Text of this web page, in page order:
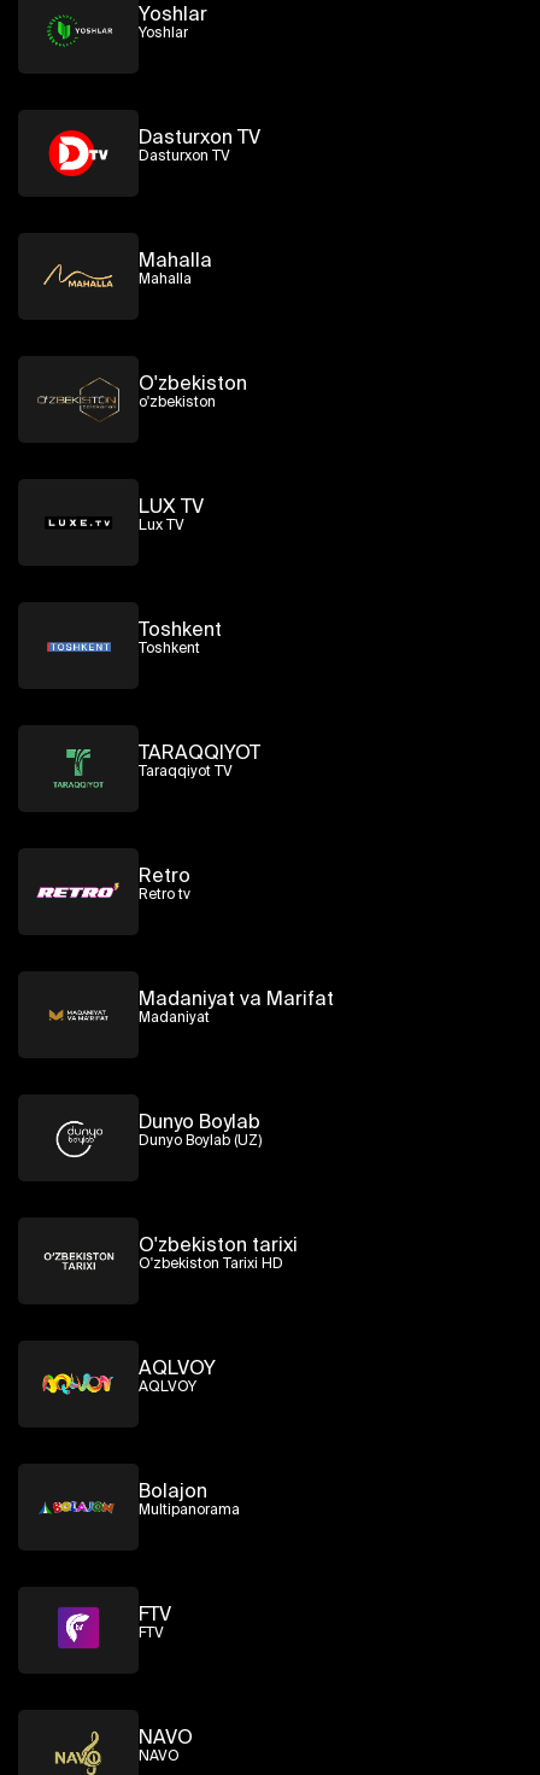
Yoshlar
Yoshlar
Dasturxon TV
Dasturxon TV
Mahalla
Mahalla
O'zbekiston
o'zbekiston
LUX TV
Lux TV
Toshkent
Toshkent
TARAQQIYOT
Taraqqiyot TV
Retro
Retro tv
Madaniyat va Marifat
Madaniyat
Dunyo Boylab
Dunyo Boylab (UZ)
O'zbekiston tarixi
O'zbekiston Tarixi HD
AQLVOY
AQLVOY
Bolajon
Multipanorama
FTV
FTV
NAVO
NAVO